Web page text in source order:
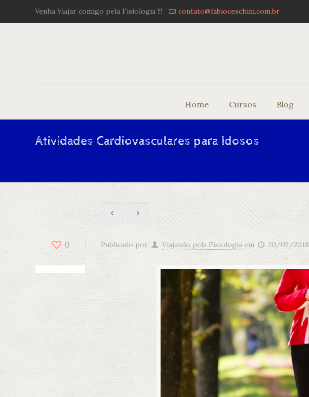
Venha Viajar comigo pela Fisiologia !!! contato@fabioceschini.com.br
Home Cursos Blog
Atividades Cardiovasculares para Idosos
0 Publicado por Viajando pela Fisiologia em 20/02/2018